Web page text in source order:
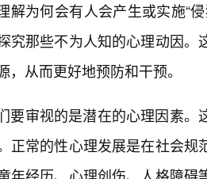
解为何会有人会产生或实施“
究那些不为人知的心理动因
，从而更好地预防和干预。
要审视的是潜在的心理因素
正常的性心理发展是在社会